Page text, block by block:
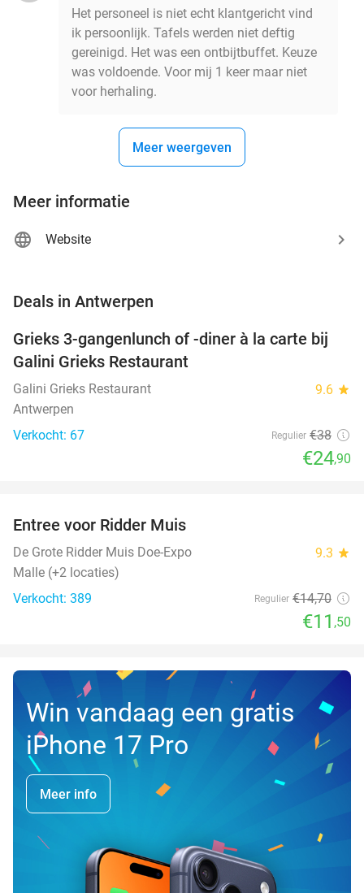
Het personeel is niet echt klantgericht vind
ik persoonlijk. Tafels werden niet deftig
gereinigd. Het was een ontbijtbuffet. Keuze
was voldoende. Voor mij 1 keer maar niet
voor herhaling.
Meer weergeven
Meer informatie
Website
Deals in Antwerpen
34%
Grieks 3-gangenlunch of -diner à la carte bij
Galini Grieks Restaurant
Galini Grieks Restaurant 9.6 star
Antwerpen
Verkocht: 67
Regulier €38
€24,90
TODAY
Entree voor Ridder Muis
De Grote Ridder Muis Doe-Expo 9.3 star
Malle (+2 locaties)
Verkocht: 389
Regulier €14,70
€11 ,50
Win vandaag een gratis
iPhone 17 Pro
Meer info